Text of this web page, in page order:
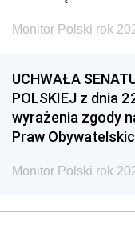
Monitor Polski rok
UCHWAŁA
POLSKIEJ z dnia
wyrażenia zgody
Praw
Monitor Polski rok